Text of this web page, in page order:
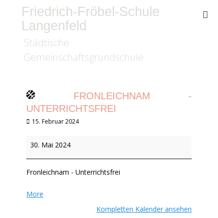
Friedrich-Fröbel-Schule
Langenfeld
Städtische
Gemeinschaftsgrundschule
FRONLEICHNAM -
UNTERRICHTSFREI
Veröffentlicht
15. Februar 2024
Fronleichnam
Unterrichtsfrei
30. Mai 2024
Fronleichnam - Unterrichtsfrei
More
Kompletten Kalender ansehen